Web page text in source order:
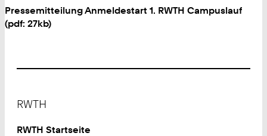
Pressemitteilung Anmeldestart 1. RWTH Campuslauf
(pdf: 27kb)
RWTH
RWTH Startseite